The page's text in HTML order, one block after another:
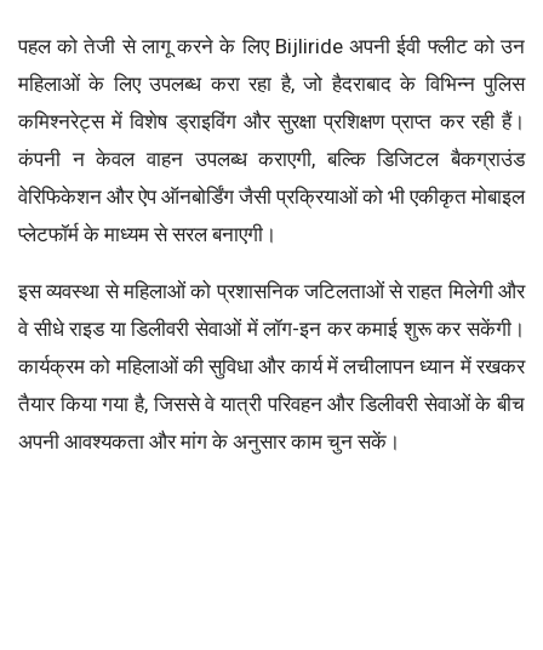
पहल को तेजी से लागू करने के लिए Bijliride अपनी ईवी फ्लीट को उन
महिलाओं के लिए उपलब्ध करा रहा है, जो हैदराबाद के विभिन्न पुलिस
कमिश्नरेट्स में विशेष ड्राइविंग और सुरक्षा प्रशिक्षण प्राप्त कर रही हैं।
कंपनी न केवल वाहन उपलब्ध कराएगी, बल्कि डिजिटल बैकग्राउंड
वेरिफिकेशन और ऐप ऑनबोर्डिंग जैसी प्रक्रियाओं को भी एकीकृत मोबाइल
प्लेटफॉर्म के माध्यम से सरल बनाएगी।
इस व्यवस्था से महिलाओं को प्रशासनिक जटिलताओं से राहत मिलेगी और
वे सीधे राइड या डिलीवरी सेवाओं में लॉग-इन कर कमाई शुरू कर सकेंगी।
कार्यक्रम को महिलाओं की सुविधा और कार्य में लचीलापन ध्यान में रखकर
तैयार किया गया है, जिससे वे यात्री परिवहन और डिलीवरी सेवाओं के बीच
अपनी आवश्यकता और मांग के अनुसार काम चुन सकें।